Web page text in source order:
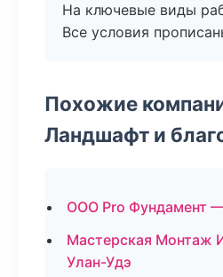
На ключевые виды
Все условия
Похожие
Ландшафт и
ООО Pro Фундамент
Мастерская Монтаж
Улан-Удэ